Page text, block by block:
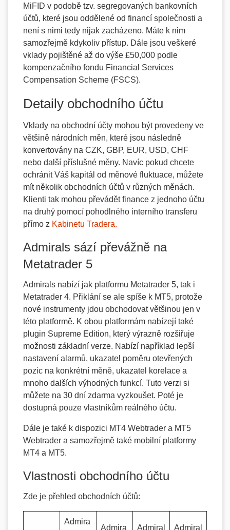
MiFID v podobě tzv. segregovaných bankovních
účtů, které jsou oddělené od financí společnosti a
není s nimi tedy nijak zacházeno. Máte k nim
samozřejmě kdykoliv přístup. Dále jsou veškeré
vklady pojištěné až do výše £50,000 podle
kompenzačního fondu Financial Services
Compensation Scheme (FSCS).
Detaily obchodního účtu
Vklady na obchodní účty mohou být provedeny ve
většině národních měn, které jsou následně
konvertovány na CZK, GBP, EUR, USD, CHF
nebo další příslušné měny. Navíc pokud chcete
ochránit Váš kapitál od měnové fluktuace, můžete
mít několik obchodních účtů v různých měnách.
Klienti tak mohou převádět finance z jednoho účtu
na druhý pomocí pohodlného interního transferu
přímo z Kabinetu Tradera.
Admirals sází převážně na
Metatrader 5
Admirals nabízí jak platformu Metatrader 5, tak i
Metatrader 4. Přiklání se ale spíše k MT5, protože
nové instrumenty jdou obchodovat většinou jen v
této platformě. K obou platformám nabízejí také
plugin Supreme Edition, který výrazně rozšiřuje
možnosti základní verze. Nabízí například lepší
nastavení alarmů, ukazatel poměru otevřených
pozic na konkrétní měně, ukazatel korelace a
mnoho dalších výhodných funkcí. Tuto verzi si
můžete na 30 dní zdarma vyzkoušet. Poté je
dostupná pouze vlastníkům reálného účtu.
Dále je také k dispozici MT4 Webtrader a MT5
Webtrader a samozřejmě také mobilní platformy
MT4 a MT5.
Vlastnosti obchodního účtu
Zde je přehled obchodních účtů:
Admira
Admira Admiral Admiral